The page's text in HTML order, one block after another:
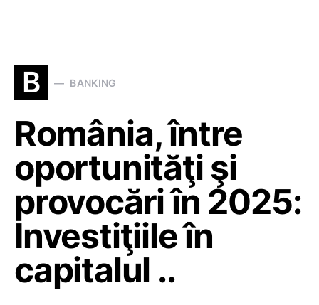
B BANKING
România, între
oportunităţi şi
provocări în 2025:
Investiţiile în
capitalul ..